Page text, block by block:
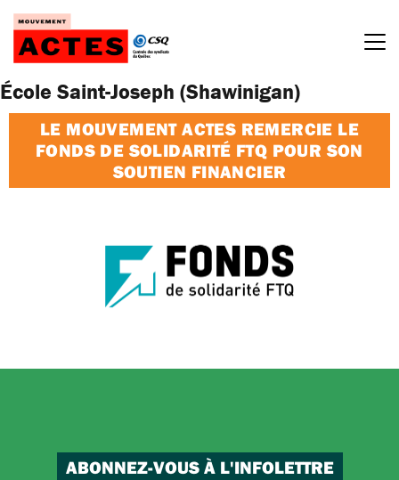
Passer
contenu
École Saint-Joseph (Shawinigan)
LE MOUVEMENT ACTES REMERCIE LE
FONDS DE SOLIDARITÉ FTQ POUR SON
SOUTIEN FINANCIER
ABONNEZ-VOUS À L'INFOLETTRE